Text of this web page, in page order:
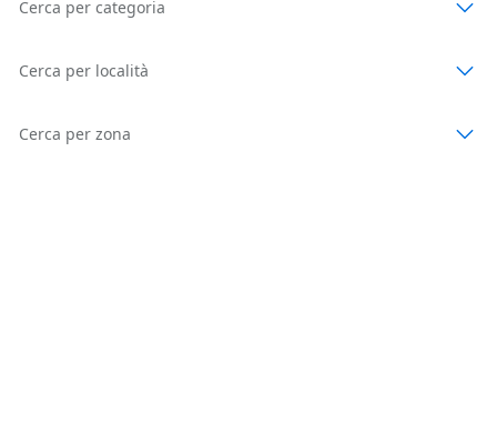
Cerca per categoria
Cerca per località
Cerca per zona